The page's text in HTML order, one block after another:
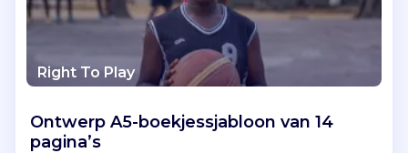
Right To Play
Ontwerp A5-boekjessjabloon van 14
pagina’s